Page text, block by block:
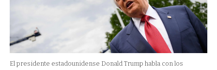
El presidente estadounidense Donald Trump habla con los